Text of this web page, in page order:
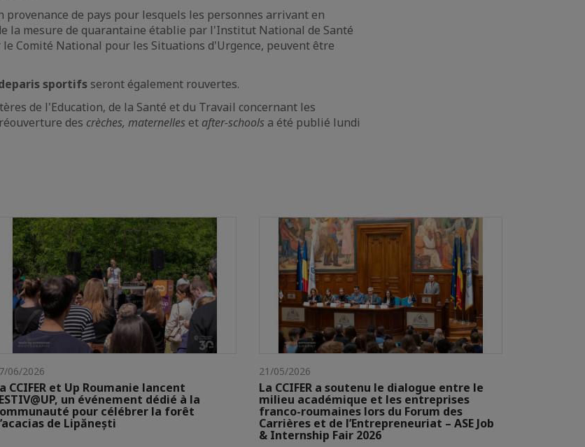
provenance de pays pour lesquels les personnes arrivant en
la mesure de quarantaine établie par l'Institut National de Santé
Comité National pour les Situations d'Urgence, peuvent être
paris sportifs seront également rouvertes.
de l'Education, de la Santé et du Travail concernant les
des crèches, maternelles et after-schools a été publié lundi
06/2026
CCIFER et Up Roumanie lancent
un événement dédié à la
pour célébrer la forêt
de Lipănești
21/05/2026
La CCIFER a soutenu le dialogue entre le
milieu académique et les entreprises
franco-roumaines lors du Forum des
Carrières et de l’Entrepreneuriat – ASE Job
& Internship Fair 2026